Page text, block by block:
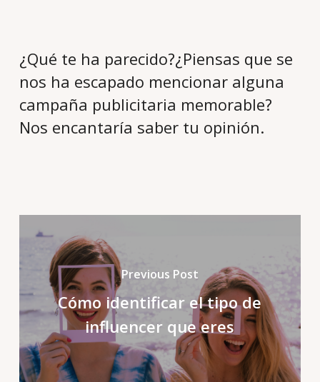
¿Qué te ha parecido?¿Piensas que se
nos ha escapado mencionar alguna
campaña publicitaria memorable?
Nos encantaría saber tu opinión.
Previous Post
Cómo identificar el tipo de
influencer que eres